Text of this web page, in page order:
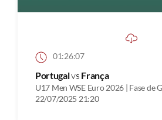
01:26:07
Portugalvs França
U17 Men WSE Euro 2026 | Fase de
22/07/2025 21:20